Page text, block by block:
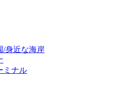
/身近な海岸
ミナル